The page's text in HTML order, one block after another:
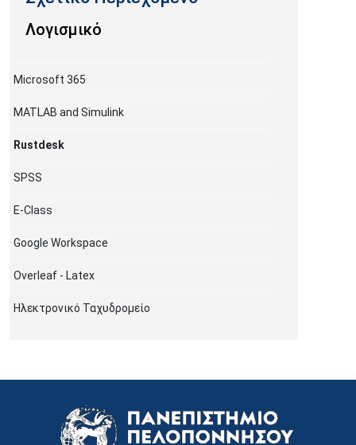
Λογισμικό
Microsoft 365
MATLAB and Simulink
Rustdesk
SPSS
E-Class
Google Workspace
Overleaf - Latex
Ηλεκτρονικό Ταχυδρομείο